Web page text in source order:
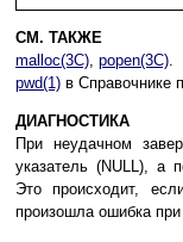
СМ. ТАКЖЕ
malloc(3C), popen(3C).
pwd(1) в Справочнике
ДИАГНОСТИКА
При неудачном
указатель (NULL), а
Это происходит,
произошла ошибка